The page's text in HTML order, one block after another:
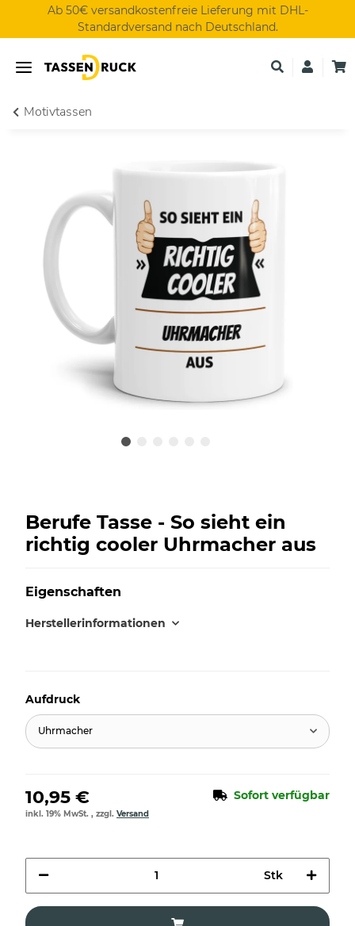
Ab 50€ versandkostenfreie Lieferung mit DHL-
Standardversand nach Deutschland.
Motivtassen
Berufe Tasse - So sieht ein
richtig cooler Uhrmacher aus
Eigenschaften
Herstellerinformationen
Aufdruck
Uhrmacher
10,95 € Sofort verfügbar
inkl. 19% MwSt. , zzgl. Versand
Stk